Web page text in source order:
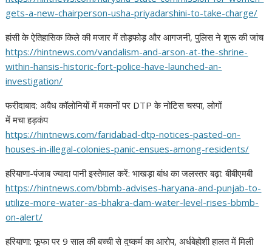
gets-a-new-chairperson-usha-priyadarshini-to-take-charge/
हांसी के ऐतिहासिक किले की मजार में तोड़फोड़ और आगजनी, पुलिस ने शुरू की जांच
https://hintnews.com/vandalism-and-arson-at-the-shrine-
within-hansis-historic-fort-police-have-launched-an-
investigation/
फरीदाबाद: अवैध कॉलोनियों मेंमकानों पर DTP के नोटिस चस्पा, लोगों
में मचा हड़कंप
https://hintnews.com/faridabad-dtp-notices-pasted-on-
houses-in-illegal-colonies-panic-ensues-among-residents/
हरियाणा-पंजाब ज्यादा पानी इस्तेमाल करें: भाखड़ा बांध का जलस्तर बढ़ा: बीबीएमबी
https://hintnews.com/bbmb-advises-haryana-and-punjab-to-
utilize-more-water-as-bhakra-dam-water-level-rises-bbmb-
on-alert/
हरियाणा: फूफा पर 9 साल की बच्ची से दुष्कर्म का आरोप, अर्धबेहोशी हालत में मिली